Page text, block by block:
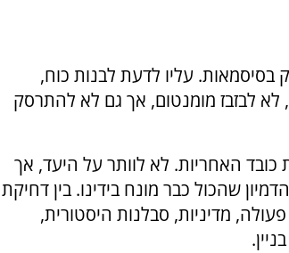
בסיסמאות. עליו לדעת לבנות כוח,
לא לבזבז מומנטום, אך גם לא להתרסק
האחריות. לא לוותר על היעד, אך
שהכול כבר מונח בידינו. בין דחיקת
מדיניות, סבלנות היסטורית,